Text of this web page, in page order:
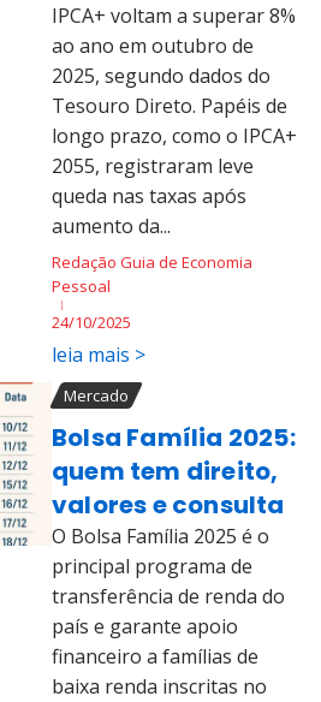
IPCA+ voltam a superar 8%
ao ano em outubro de
2025, segundo dados do
Tesouro Direto. Papéis de
longo prazo, como o IPCA+
2055, registraram leve
queda nas taxas após
aumento da...
Redação Guia de Economia
Pessoal
24/10/2025
leia mais >
Mercado
Bolsa Família 2025:
quem tem direito,
valores e consulta
O Bolsa Família 2025 é o
principal programa de
transferência de renda do
país e garante apoio
financeiro a famílias de
baixa renda inscritas no